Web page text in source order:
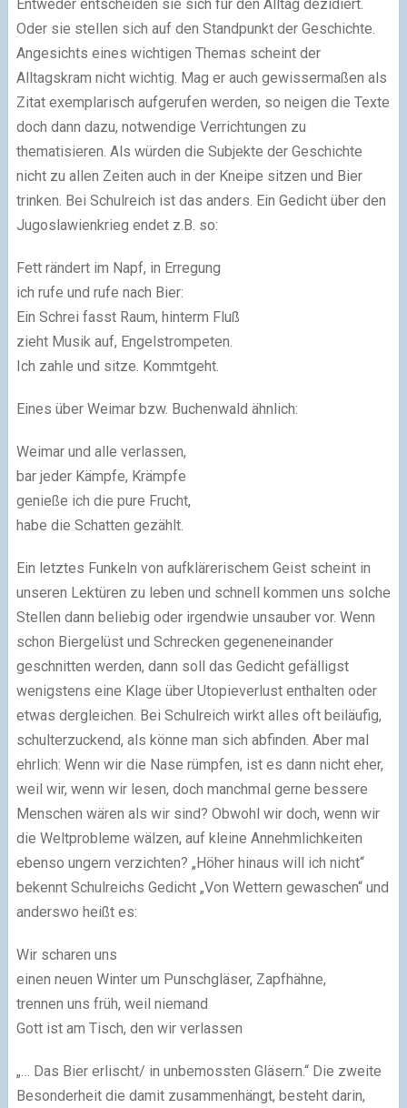
Entweder entscheiden sie sich für den Alltag dezidiert.
Oder sie stellen sich auf den Standpunkt der Geschichte.
Angesichts eines wichtigen Themas scheint der
Alltagskram nicht wichtig. Mag er auch gewissermaßen als
Zitat exemplarisch aufgerufen werden, so neigen die Texte
doch dann dazu, notwendige Verrichtungen zu
thematisieren. Als würden die Subjekte der Geschichte
nicht zu allen Zeiten auch in der Kneipe sitzen und Bier
trinken. Bei Schulreich ist das anders. Ein Gedicht über den
Jugoslawienkrieg endet z.B. so:
Fett rändert im Napf, in Erregung
ich rufe und rufe nach Bier:
Ein Schrei fasst Raum, hinterm Fluß
zieht Musik auf, Engelstrompeten.
Ich zahle und sitze. Kommtgeht.
Eines über Weimar bzw. Buchenwald ähnlich:
Weimar und alle verlassen,
bar jeder Kämpfe, Krämpfe
genieße ich die pure Frucht,
habe die Schatten gezählt.
Ein letztes Funkeln von aufklärerischem Geist scheint in
unseren Lektüren zu leben und schnell kommen uns solche
Stellen dann beliebig oder irgendwie unsauber vor. Wenn
schon Biergelüst und Schrecken gegeneneinander
geschnitten werden, dann soll das Gedicht gefälligst
wenigstens eine Klage über Utopieverlust enthalten oder
etwas dergleichen. Bei Schulreich wirkt alles oft beiläufig,
schulterzuckend, als könne man sich abfinden. Aber mal
ehrlich: Wenn wir die Nase rümpfen, ist es dann nicht eher,
weil wir, wenn wir lesen, doch manchmal gerne bessere
Menschen wären als wir sind? Obwohl wir doch, wenn wir
die Weltprobleme wälzen, auf kleine Annehmlichkeiten
ebenso ungern verzichten? „Höher hinaus will ich nicht“
bekennt Schulreichs Gedicht „Von Wettern gewaschen“ und
anderswo heißt es:
Wir scharen uns
einen neuen Winter um Punschgläser, Zapfhähne,
trennen uns früh, weil niemand
Gott ist am Tisch, den wir verlassen
„… Das Bier erlischt/ in unbemossten Gläsern.“ Die zweite
Besonderheit die damit zusammenhängt, besteht darin,